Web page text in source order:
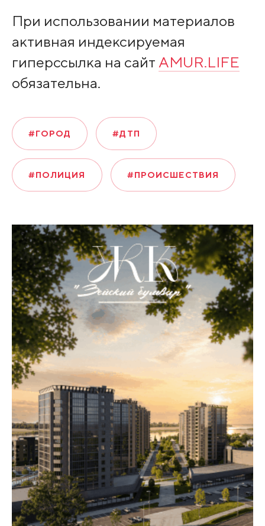
При использовании материалов
активная индексируемая
гиперссылка на сайт AMUR.LIFE
обязательна.
#ГОРОД #ДТП
#ПОЛИЦИЯ #ПРОИСШЕСТВИЯ